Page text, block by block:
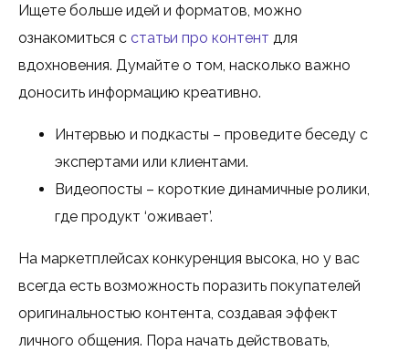
Ищете больше идей и форматов, можно
ознакомиться с статьи про контент для
вдохновения. Думайте о том, насколько важно
доносить информацию креативно.
Интервью и подкасты – проведите беседу с
экспертами или клиентами.
Видеопосты – короткие динамичные ролики,
где продукт ‘оживает’.
На маркетплейсах конкуренция высока, но у вас
всегда есть возможность поразить покупателей
оригинальностью контента, создавая эффект
личного общения. Пора начать действовать,